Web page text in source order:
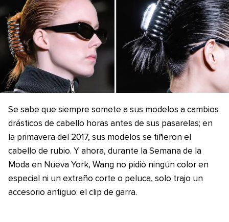
Se sabe que siempre somete a sus modelos a cambios
drásticos de cabello horas antes de sus pasarelas; en
la primavera del 2017, sus modelos se tiñeron el
cabello de rubio. Y ahora, durante la Semana de la
Moda en Nueva York, Wang no pidió ningún color en
especial ni un extraño corte o peluca, solo trajo un
accesorio antiguo: el clip de garra.